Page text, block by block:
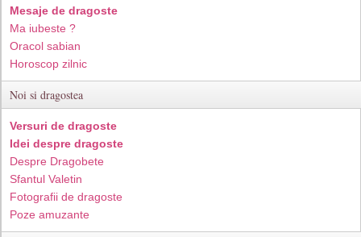
Mesaje de dragoste
Ma iubeste ?
Oracol sabian
Horoscop zilnic
Noi si dragostea
Versuri de dragoste
Idei despre dragoste
Despre Dragobete
Sfantul Valetin
Fotografii de dragoste
Poze amuzante